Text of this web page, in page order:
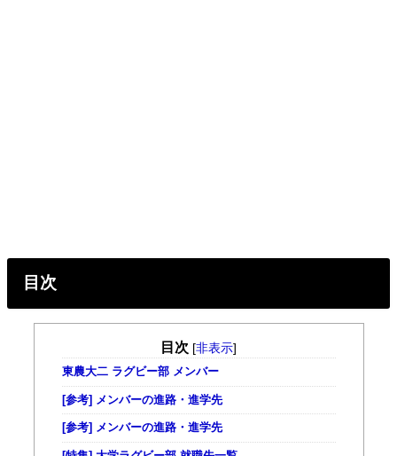
目次
目次 [非表示]
東農大二 ラグビー部 メンバー
[参考] メンバーの進路・進学先
[参考] メンバーの進路・進学先